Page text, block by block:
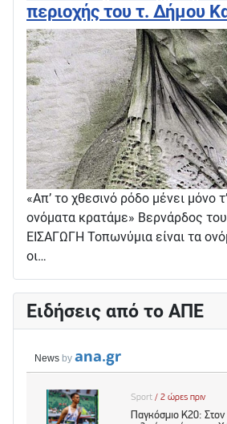
περιοχής του τ. Δήμου
«Απ’ το χθεσινό ρόδο μένει μόνο
ονόματα κρατάμε» Βερνάρδος
ΕΙΣΑΓΩΓΗ Τοπωνύμια είναι τα
οι…
Ειδήσεις από το ΑΠΕ